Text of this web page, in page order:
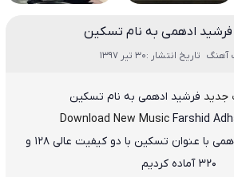
فرشید ادهمی به نام تسکین
آهنگ تاریخ انتشار :30 تیر 1397
جدید فرشید ادهمی به نام تسکین
Download New Music Farshid
با عنوان تسکین
با دو کیفیت عالی ۱۲۸ و
۳۲۰ آماده کردیم